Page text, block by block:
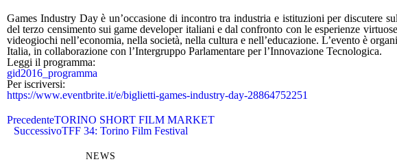
Games Industry Day è un’occasione di incontro tra industria e istituzioni per discutere
del terzo censimento sui game developer italiani e dal confronto con le esperienze
videogiochi nell’economia, nella società, nella cultura e nell’educazione. L’evento è
Italia, in collaborazione con l’Intergruppo Parlamentare per l’Innovazione Tecnologica.
Leggi il programma:
gid2016_programma
Per iscriversi:
https://www.eventbrite.it/e/biglietti-games-industry-day-28864752251
PrecedenteTORINO SHORT FILM MARKET
SuccessivoTFF 34: Torino Film Festival
NEWS